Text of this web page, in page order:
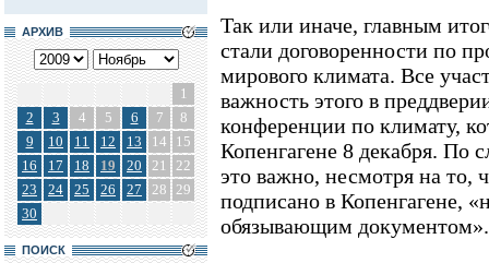
АРХИВ
1
2
3 4 5 6 7
8
9
10 11 12 13 14
15
16
17 18 19 20 21
22
23
24 25 26 27 28 29
30
ПОИСК
Так или иначе, главным
стали договоренности по
мирового климата. Все
важность этого в
конференции по климату,
Копенгагене 8 декабря. По
это важно, несмотря на то,
подписано в Копенгагене,
обязывающим документом».